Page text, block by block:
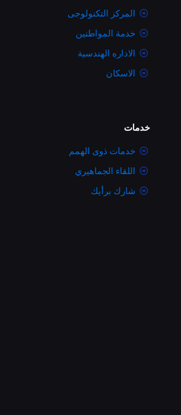
المركز التكنولوجى
خدمة المواطنين
الاداره الهندسية
الاسكان
خدمات
خدمات ذوى الهمم
اللقاء الجماهيري
شارك برأيك